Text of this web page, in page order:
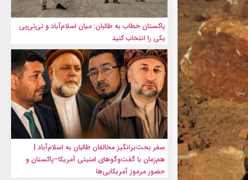
پاکستان خطاب به طالبان: میان اسلام‌آباد و تی‌تی‌پی
یکی را انتخاب کنید
سفر بحث‌برانگیز مخالفان طالبان به اسلام‌آباد |
هم‌زمان با گفت‌وگوهای امنیتی آمریکا–پاکستان و
حضور مرموز آمریکایی‌ها